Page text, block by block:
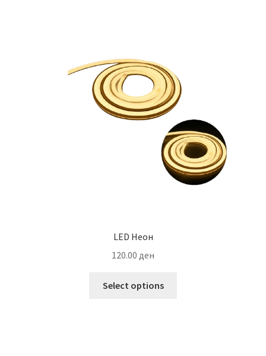
be
chosen
the
product
page
LED Неон
120.00 ден
Select options